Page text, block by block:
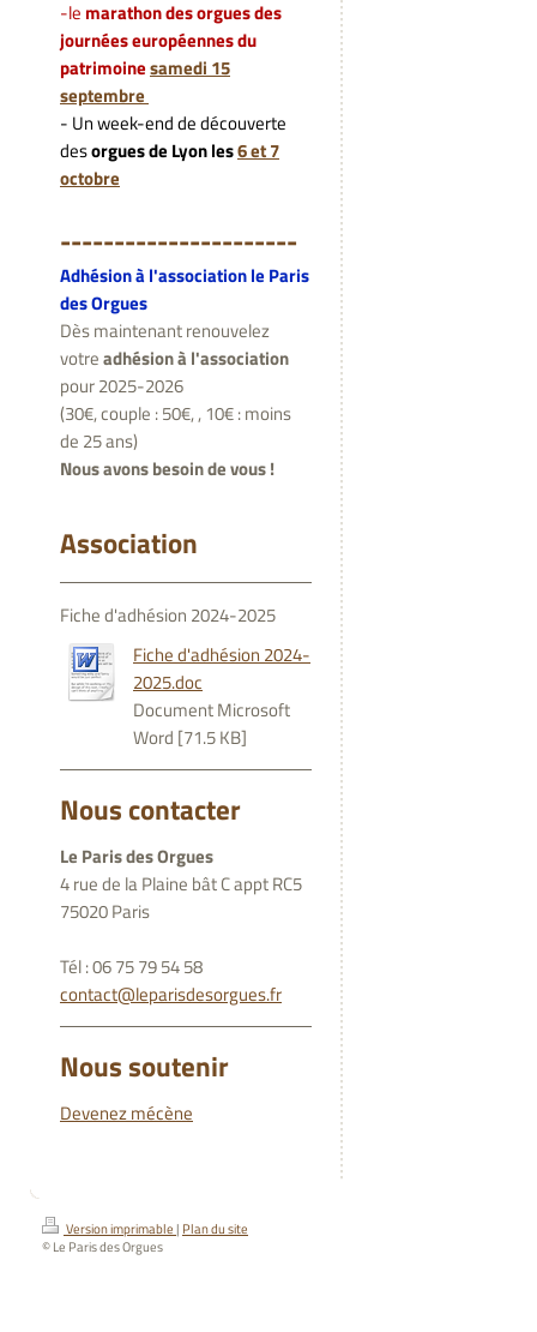
-le marathon des orgues des
journées européennes du
patrimoinesamedi 15
septembre
- Un week-end de découverte
desorgues de Lyon les6 et 7
octobre
----------------------
Adhésion à l'association le Paris
des Orgues
Dès maintenant renouvelez
votreadhésion à l'association
pour 2025-2026
(30€, couple : 50€, , 10€ : moins
de 25 ans)
Nous avons besoin de vous !
Association
Fiche d'adhésion 2024-2025
Fiche d'adhésion 2024-
2025.doc
Document Microsoft
Word [71.5 KB]
Nous contacter
Le Paris des Orgues
4 rue de la Plaine bât C appt RC5
75020 Paris
Tél : 06 75 79 54 58
contact@leparisdesorgues.fr
Nous soutenir
Devenez mécène
Version imprimable | Plan du site
© Le Paris des Orgues